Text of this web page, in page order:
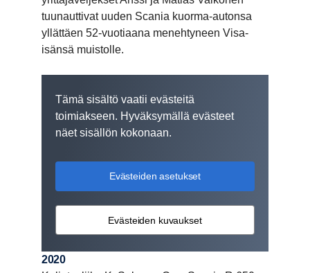
tuunauttivat uuden Scania kuorma-autonsa
yllättäen 52-vuotiaana menehtyneen Visa-
isänsä muistolle.
Tämä sisältö vaatii evästeitä
toimiakseen. Hyväksymällä evästeet
näet sisällön kokonaan.
Evästeiden asetukset
Evästeiden kuvaukset
2020